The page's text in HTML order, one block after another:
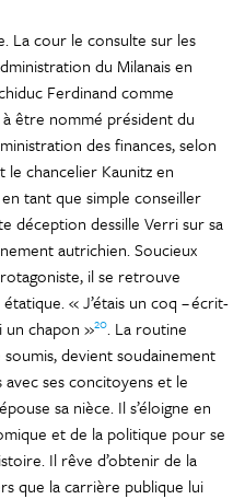
La cour le consulte sur les
du Milanais en
Ferdinand comme
être nommé président du
des finances, selon
le chancelier Kaunitz en
tant que simple conseiller
déception dessille Verri sur sa
autrichien. Soucieux
il se retrouve
« J’étais un coq – écrit-
un chapon »20. La routine
devient soudainement
ses concitoyens et le
sa nièce. Il s’éloigne en
et de la politique pour se
Il rêve d’obtenir de la
que la carrière publique lui